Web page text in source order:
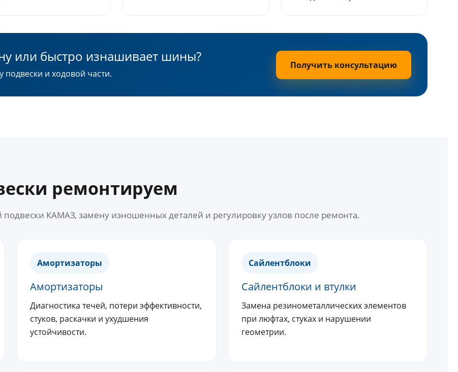
или быстро изнашивает шины?
и ходовой части.
Получить консультацию
ремонтируем
КАМАЗ, замену изношенных деталей и регулировку узлов после ремонта.
Амортизаторы
Амортизаторы
Диагностика течей, потери эффективности,
стуков, раскачки и ухудшения
устойчивости.
Сайлентблоки
Сайлентблоки и втулки
Замена резинометаллических элементов
при люфтах, стуках и нарушении
геометрии.